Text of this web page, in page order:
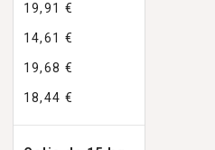
19,91 €
14,61 €
19,68 €
18,44 €